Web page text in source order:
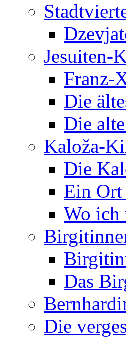
Jesuiten-
Franz-
Die
Die
Kaloža-
Die
Ein Ort
Wo ich
Das
Die